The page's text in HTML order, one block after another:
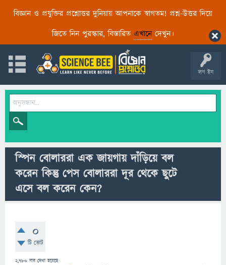
বিজ্ঞান ও প্রযুক্তির প্রশ্নোত্তর দুনিয়ায় আপনাকে স্বাগতম! প্রশ্ন-উত্তর দিয়ে
জিতে নিন পুরস্কার, বিস্তারিত এখানেদেখুন।
লগ ইন
স্পিন বোলাররা এক জায়গায় দাঁড়িয়ে বল
করেন কিন্তু পেস বোলাররা দূর থেকে ছুটে
এসে বল করেন কেন?
0
টি ভোট
2,780 বার দেখা হয়েছে